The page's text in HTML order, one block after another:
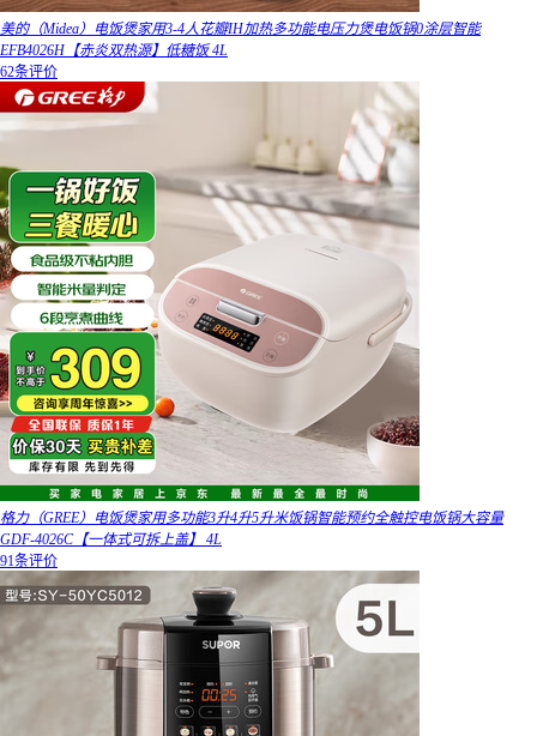
美的（Midea）电饭煲家用3-4人花瓣IH加热多功能电压力煲电饭锅0涂层智能
EFB4026H【赤炎双热源】低糖饭 4L
62条评价
格力（GREE）电饭煲家用多功能3升4升5升米饭锅智能预约全触控电饭锅大容量
GDF-4026C【一体式可拆上盖】 4L
91条评价